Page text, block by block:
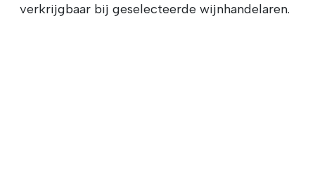
verkrijgbaar bij geselecteerde wijnhandelaren.